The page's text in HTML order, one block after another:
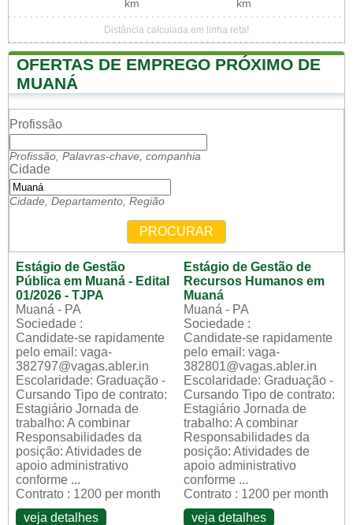
km km
Distância calculada em linha reta!
OFERTAS DE EMPREGO PRÓXIMO DE
MUANÁ
Profissão
Profissão, Palavras-chave, companhia
Cidade
Cidade, Departamento, Região
PROCURAR
Estágio de Gestão
Pública em Muaná - Edital
01/2026 - TJPA
Muaná - PA
Sociedade :
Candidate-se rapidamente
pelo email: vaga-
382797@vagas.abler.in
Escolaridade: Graduação -
Cursando Tipo de contrato:
Estagiário Jornada de
trabalho: A combinar
Responsabilidades da
posição: Atividades de
apoio administrativo
conforme ...
Contrato : 1200 per month
veja detalhes
Estágio de Gestão de
Recursos Humanos em
Muaná
Muaná - PA
Sociedade :
Candidate-se rapidamente
pelo email: vaga-
382801@vagas.abler.in
Escolaridade: Graduação -
Cursando Tipo de contrato:
Estagiário Jornada de
trabalho: A combinar
Responsabilidades da
posição: Atividades de
apoio administrativo
conforme ...
Contrato : 1200 per month
veja detalhes